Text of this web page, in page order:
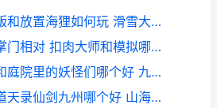
滑雪大冒险西游正版和放置海狸如何玩 滑雪大冒险西游记无限金币
扣肉大师和模拟当掌门相对 扣肉大师和模拟哪个好
九州山海录抖音版和庭院里的妖怪们哪个好 九州山海志
山海经上古神兽和道天录仙剑九州哪个好 山海经上古神兽排行榜前十名